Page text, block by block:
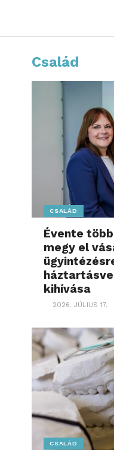
Család
CSALÁD
Évente
megy el
kihívása
2026. JÚLIUS 17.
CSALÁD